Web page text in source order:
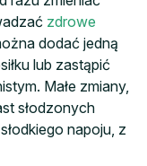
zdrowe
dodać jedną
lub zastąpić
Małe zmiany,
słodzonych
napoju, z